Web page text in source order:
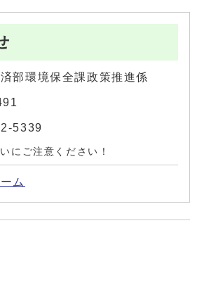
部環境保全課政策推進係
5339
にご注意ください！
ム